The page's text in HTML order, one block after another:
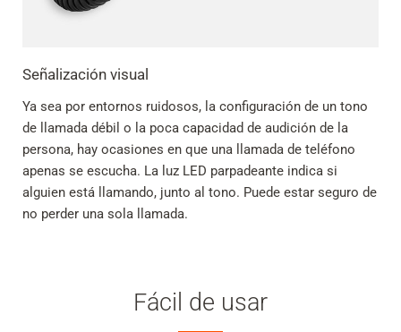
Señalización visual
Ya sea por entornos ruidosos, la configuración de un tono
de llamada débil o la poca capacidad de audición de la
persona, hay ocasiones en que una llamada de teléfono
apenas se escucha. La luz LED parpadeante indica si
alguien está llamando, junto al tono. Puede estar seguro de
no perder una sola llamada.
Fácil de usar